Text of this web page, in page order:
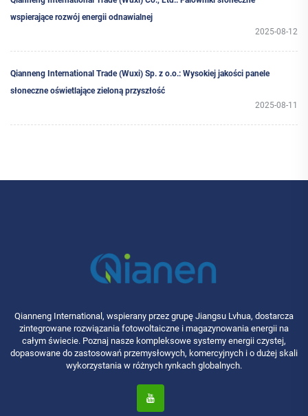
wspierające rozwój energii odnawialnej
2025-08-12
Qianneng International Trade (Wuxi) Sp. z o.o.: Wysokiej jakości panele
słoneczne oświetlające zieloną przyszłość
2025-08-11
Qianneng International, wspierany przez grupę Jiangsu Lvhua, dostarcza
zintegrowane rozwiązania fotowoltaiczne i magazynowania energii na
całym świecie. Poznaj nasze kompleksowe systemy energii czystej,
dopasowane do zastosowań przemysłowych, komercyjnych i o dużej skali
wykorzystania w różnych rynkach globalnych.